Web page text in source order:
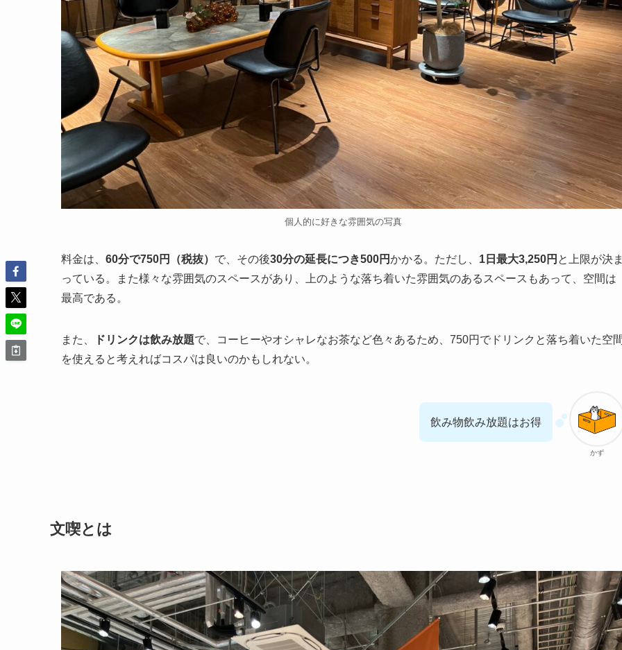
個人的に好きな雰囲気の写真
料金は、 60分で750円（税抜） で、その後30分の延長につき500円かかる。ただし、 1日最大3,250円 と上限が決
っている。また様々な雰囲気のスペースがあり、上のような落ち着いた雰囲気のあるスペースもあって、空間は
最高である。
また、 ドリンクは飲み放題で、コーヒーやオシャレなお茶など色々あるため、750円でドリンクと落ち着いた空
を使えると考えればコスパは良いのかもしれない。
かず
飲み物飲み放題はお得
文喫とは